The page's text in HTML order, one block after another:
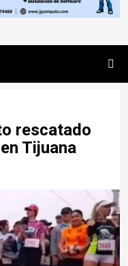
rescatado
Tijuana